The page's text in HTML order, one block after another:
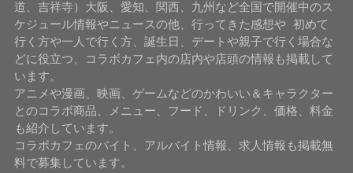
道、吉祥寺）大阪、愛知、関西、九州など全国で開催中のス
ケジュール情報やニュースの他、行ってきた感想や 初めて
行く方や一人で行く方、誕生日、デートや親子で行く場合な
どに役立つ、コラボカフェ内の店内や店頭の情報も掲載して
います。
アニメや漫画、映画、ゲームなどのかわいい＆キャラクター
とのコラボ商品、メニュー、フード、ドリンク、価格、料金
も紹介しています。
コラボカフェのバイト、アルバイト情報、求人情報も掲載無
料で募集しています。